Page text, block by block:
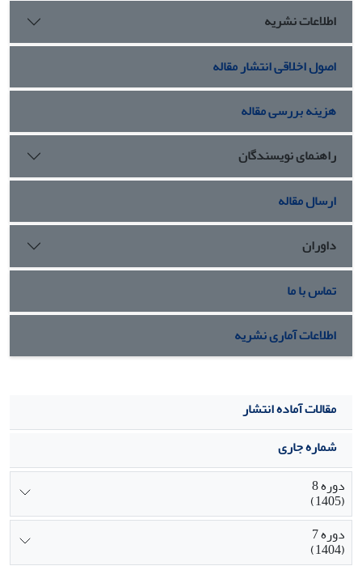
اطلاعات نشریه
اصول اخلاقی انتشار مقاله
هزینه بررسی مقاله
راهنمای نویسندگان
ارسال مقاله
داوران
تماس با ما
اطلاعات آماری نشریه
مقالات آماده انتشار
شماره جاری
دوره 8
(1405)
دوره 7
(1404)